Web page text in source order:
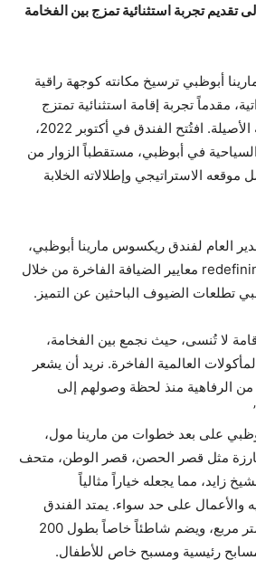
تقديم تجربة استثنائية تمزج بين الفخامة
أبوظبي ترسيخ مكانته كوجهة راقية
مقدماً تجربة إقامة استثنائية تمتزج
فيها الفخامة مع الضيافة الأصيلة. افتُتح الفندق في أكتوبر 2022،
في أبوظبي، مستقطباً الزوار من
الاستراتيجي وإطلالاته الخلابة
العام لفندق ريكسوس مارينا أبوظبي،
أن الفندق يسعى إلى redefining معايير الضيافة الفاخرة من خلال
تطلعات الضيوف الباحثين عن التميز.
لا تُنسى، حيث نجمع بين الفخامة،
العالمية الفاخرة. نريد أن يشعر
الرفاهية منذ لحظة وصولهم إلى
على بعد خطوات من مارينا مول،
مثل قصر الحصن، قصر الوطن، متحف
زايد، مما يجعله خياراً مثالياً
والأعمال على حد سواء. يمتد الفندق
على مساحة 184,000 متر مربع، ويضم شاطئاً خاصاً بطول 200
مسابح رئيسية ومسبح خاص للأطفال.